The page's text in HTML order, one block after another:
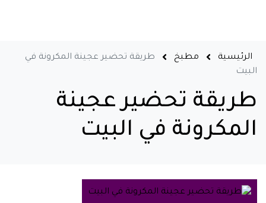
الرئيسية مطبخ
طريقة تحضير عجينة المكرونة في
البيت
طريقة تحضير عجينة
المكرونة في البيت